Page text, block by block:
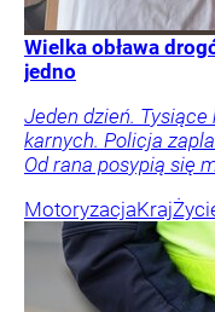
Wielka obława
jedno
Jeden dzień.
karnych. Policja
Od rana posypią się
MotoryzacjaKraj